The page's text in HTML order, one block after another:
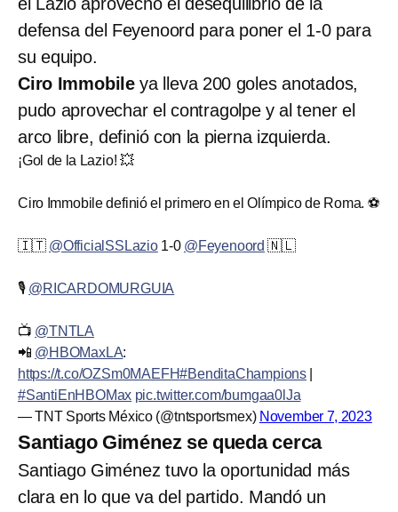
defensa del Feyenoord para poner el 1-0 para
su equipo.
Ciro Immobile ya lleva 200 goles anotados,
pudo aprovechar el contragolpe y al tener el
arco libre, definió con la pierna izquierda.
¡Gol de la Lazio! 💥
Ciro Immobile definió el primero en el Olímpico de Roma. ⚽
🇮🇹 @OfficialSSLazio1-0 @Feyenoord 🇳🇱
🎙️ @RICARDOMURGUIA
📺 @TNTLA
📲 @HBOMaxLA:
https://t.co/OZSm0MAEFH#BenditaChampions
#SantiEnHBOMax pic.twitter.com/bumgaa0lJa
— TNT Sports México (@tntsportsmex) November 7, 2023
Santiago Giménez se queda cerca
Santiago Giménez tuvo la oportunidad más
clara en lo que va del partido. Mandó un